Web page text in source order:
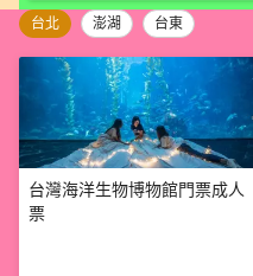
台北 澎湖 台東
台灣海洋生物博物館門票成人
票